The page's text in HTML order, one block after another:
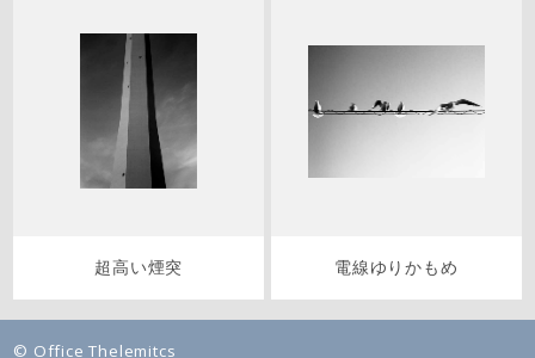
超高い煙突 電線ゆりかもめ
© Office Thelemitcs